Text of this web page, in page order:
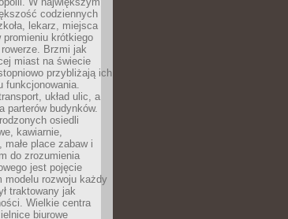
codziennych
lekarz, miejsca
promieniu krótkiego
Brzmi jak
miast na świecie
przybliżają ich
funkcjonowania.
układ ulic, a
parterów budynków.
osiedli
kawiarnie,
place zabaw i
do zrozumienia
jest pojęcie
modelu rozwoju każdy
traktowany jak
Wielkie centra
biurowe